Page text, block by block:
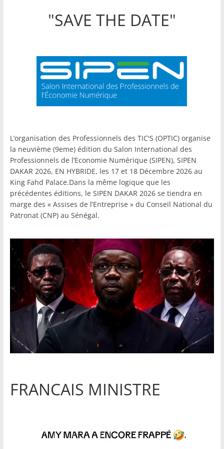
"SAVE THE DATE"
L’organisation des Professionnels des TIC'S (OPTIC) organise
la neuvième (9eme) édition du Salon International des
Professionnels de l’Economie Numérique (SIPEN), SIPEN
DAKAR 2026, EN HYBRIDE, les 17 et 18 Décembre 2026 au
King Fahd Palace.Dans la même logique que les
précédentes éditions, le SIPEN DAKAR 2026 se tiendra en
marge des « Assises de l’Entreprise » du Conseil National du
Patronat (CNP) au Sénégal.
FRANCAIS MINISTRE